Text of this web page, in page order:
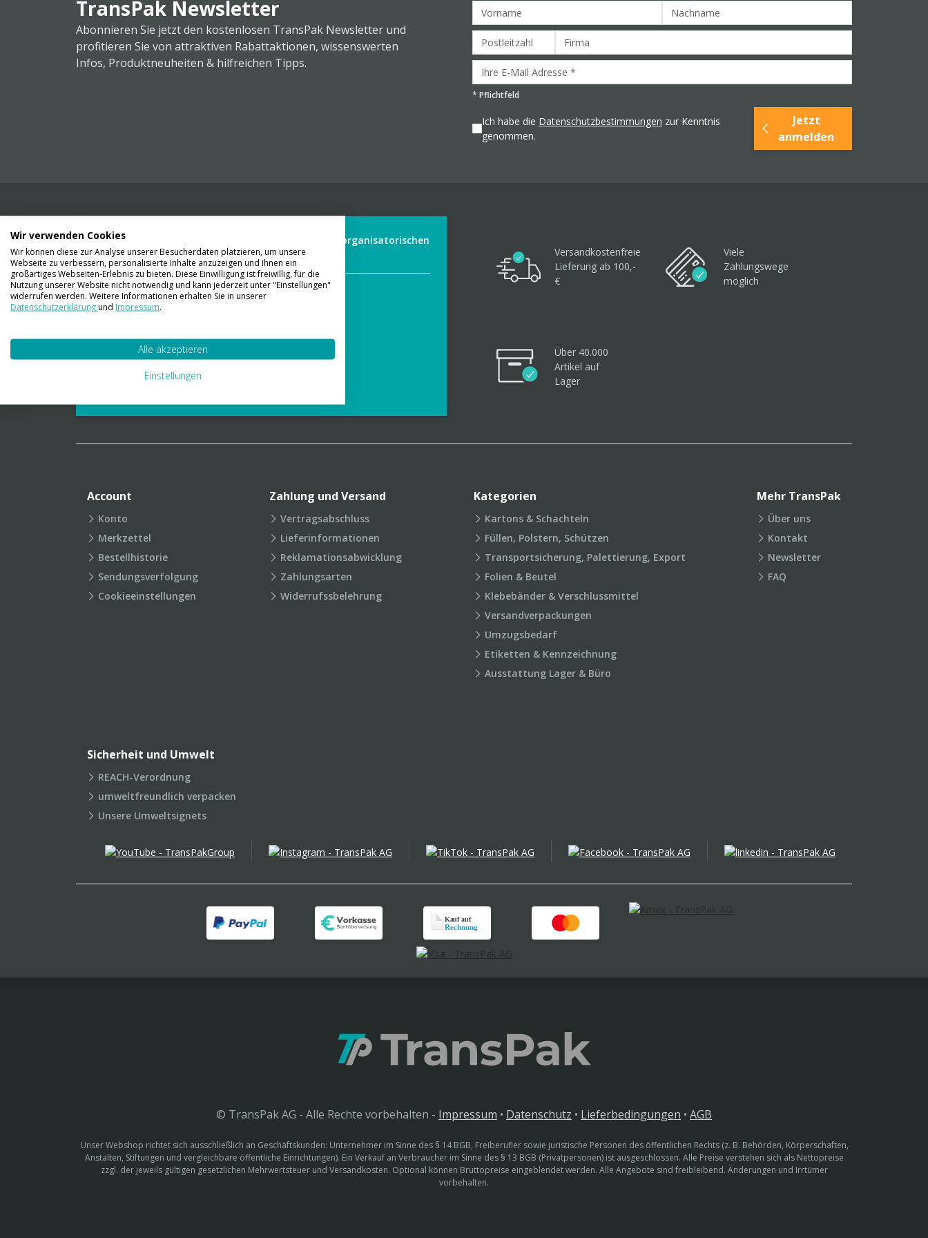
TransPak Newsletter
Abonnieren Sie jetzt den kostenlosen TransPak Newsletter und
profitieren Sie von attraktiven Rabattaktionen, wissenswerten
Infos, Produktneuheiten & hilfreichen Tipps.
* Pflichtfeld
Ich habe die Datenschutzbestimmungen zur Kenntnis
genommen.
Jetzt
anmelden
Wir liefern Ihnen Ihre Ware. Abholung ist leider aus organisatorischen
Gründen nicht möglich.
Kontaktieren Sie uns
01 23 06 03 888
info@transpak.at
Verpackungslexikon
Versandkostenfreie
Lieferung ab 100,-
€
Viele
Zahlungswege
möglich
Über 40.000
Artikel auf
Lager
Account
Konto
Merkzettel
Bestellhistorie
Sendungsverfolgung
Cookieeinstellungen
Zahlung und Versand
Vertragsabschluss
Lieferinformationen
Reklamationsabwicklung
Zahlungsarten
Widerrufssbelehrung
Kategorien
Kartons & Schachteln
Füllen, Polstern, Schützen
Transportsicherung, Palettierung, Export
Folien & Beutel
Klebebänder & Verschlussmittel
Versandverpackungen
Umzugsbedarf
Etiketten & Kennzeichnung
Ausstattung Lager & Büro
Mehr TransPak
Über uns
Kontakt
Newsletter
FAQ
Sicherheit und Umwelt
REACH-Verordnung
umweltfreundlich verpacken
Unsere Umweltsignets
© TransPak AG - Alle Rechte vorbehalten - Impressum • Datenschutz • Lieferbedingungen • AGB
Unser Webshop richtet sich ausschließlich an Geschäftskunden: Unternehmer im Sinne des § 14 BGB, Freiberufler sowie juristische Personen des öffentlichen Rechts (z. B. Behörden, Körperschaften,
Anstalten, Stiftungen und vergleichbare öffentliche Einrichtungen). Ein Verkauf an Verbraucher im Sinne des § 13 BGB (Privatpersonen) ist ausgeschlossen. Alle Preise verstehen sich als Nettopreise
zzgl. der jeweils gültigen gesetzlichen Mehrwertsteuer und Versandkosten. Optional können Bruttopreise eingeblendet werden. Alle Angebote sind freibleibend. Änderungen und Irrtümer
vorbehalten.
Wir verwenden Cookies
Wir können diese zur Analyse unserer Besucherdaten platzieren, um unsere
Webseite zu verbessern, personalisierte Inhalte anzuzeigen und Ihnen ein
großartiges Webseiten-Erlebnis zu bieten. Diese Einwilligung ist freiwillig, für die
Nutzung unserer Website nicht notwendig und kann jederzeit unter "Einstellungen"
widerrufen werden. Weitere Informationen erhalten Sie in unserer
Datenschutzerklärungund Impressum.
Alle akzeptieren
Einstellungen